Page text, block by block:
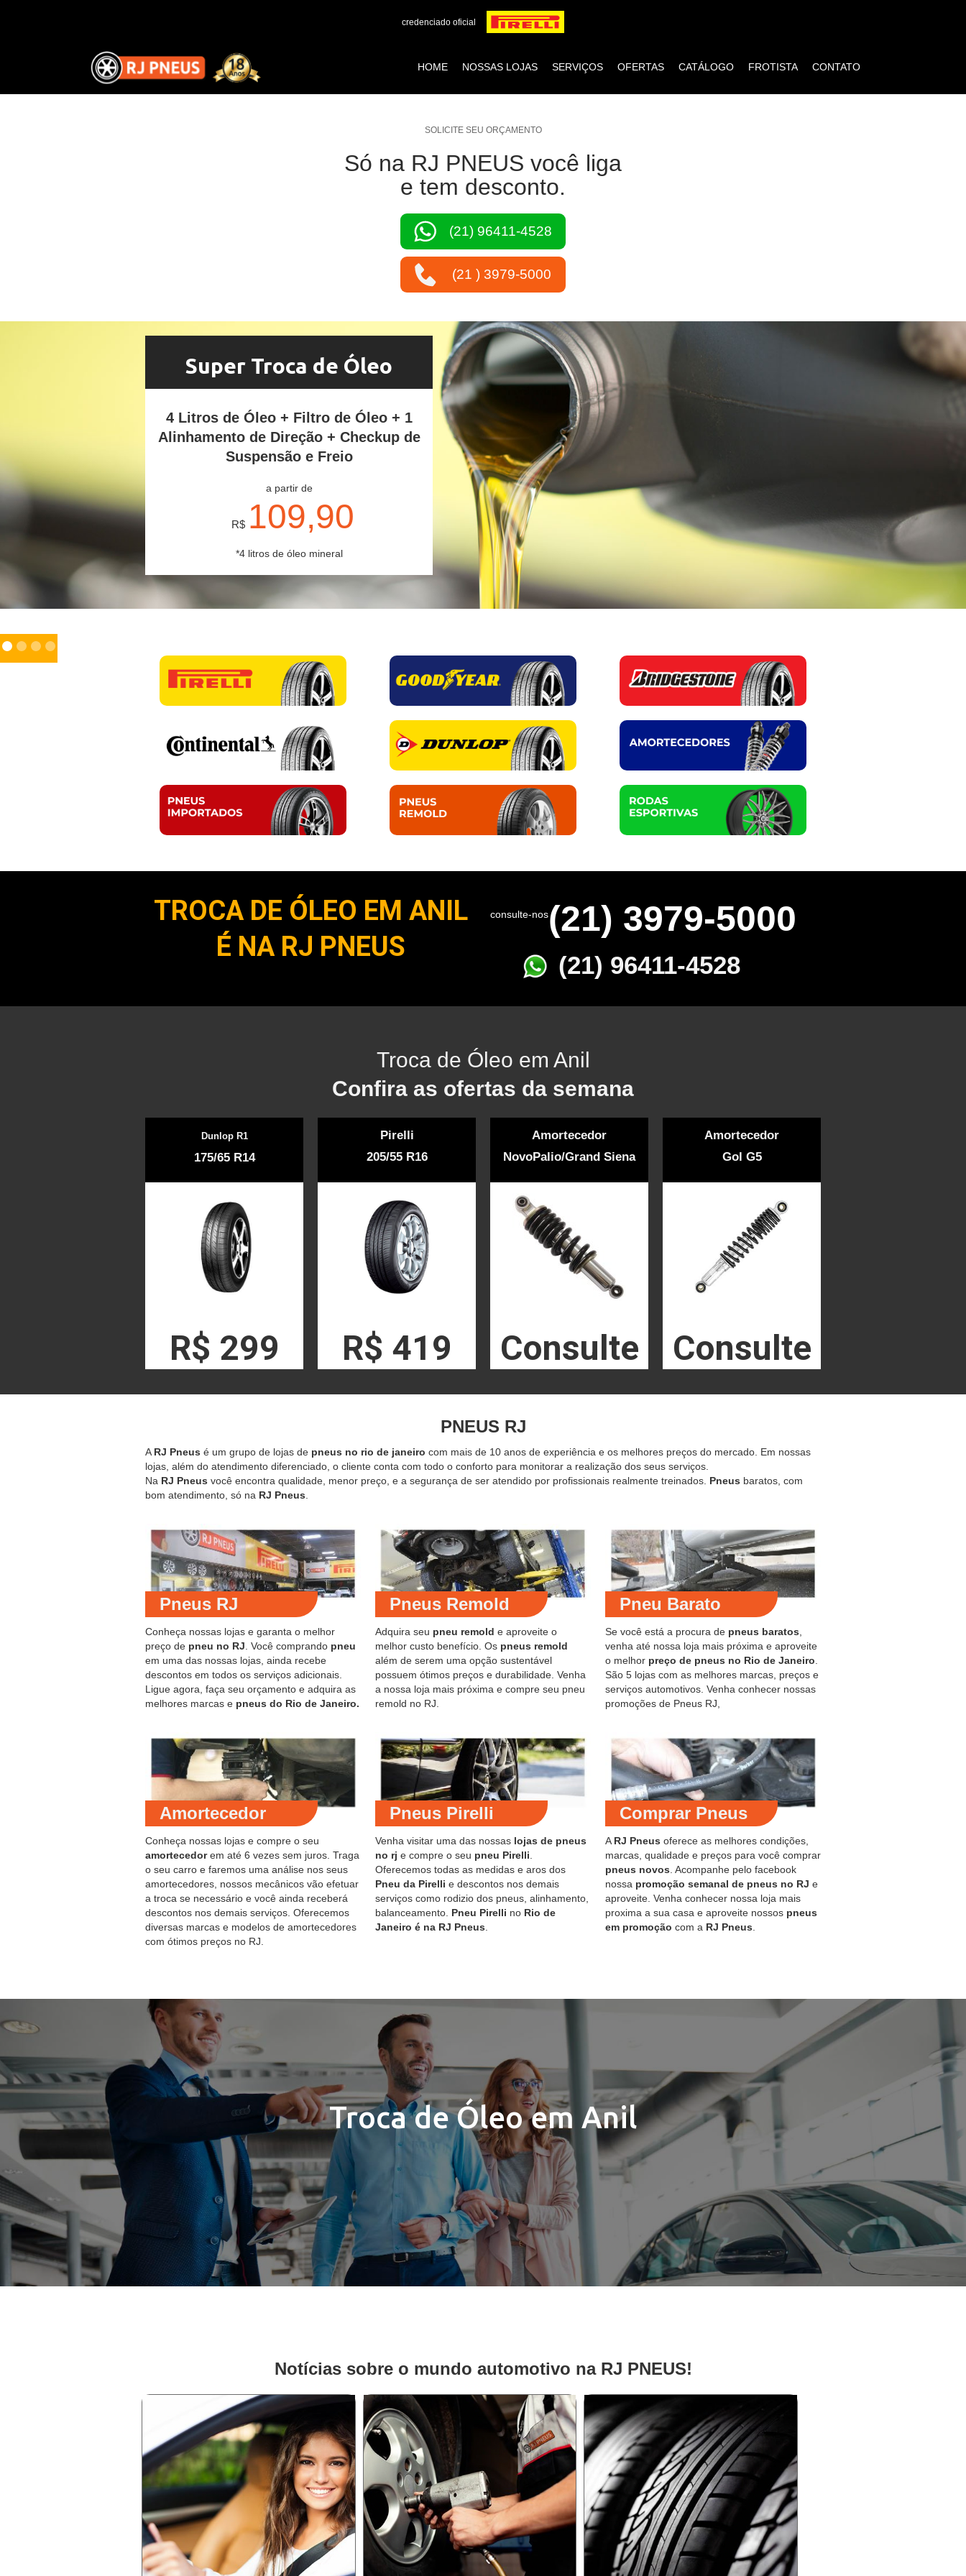
credenciado oficial
HOME NOSSAS LOJAS SERVIÇOS OFERTAS CATÁLOGO FROTISTA CONTATO
SOLICITE SEU ORÇAMENTO
Só na RJ PNEUS você liga
e tem desconto.
(21) 96411-4528
(21 ) 3979-5000
Super Troca de Óleo
4 Litros de Óleo + Filtro de Óleo + 1
Alinhamento de Direção + Checkup de
Suspensão e Freio
a partir de
R$ 109,90
*4 litros de óleo mineral
TROCA DE ÓLEO EM ANIL
É NA RJ PNEUS
consulte-nos(21) 3979-5000
(21) 96411-4528
Troca de Óleo em Anil
Confira as ofertas da semana
Dunlop R1
175/65 R14
R$ 299
Pirelli
205/55 R16
R$ 419
Amortecedor
NovoPalio/Grand Siena
Consulte
Amortecedor
Gol G5
Consulte
PNEUS RJ
A RJ Pneus é um grupo de lojas de pneus no rio de janeiro com mais de 10 anos de experiência e os melhores preços do mercado. Em nossas
lojas, além do atendimento diferenciado, o cliente conta com todo o conforto para monitorar a realização dos seus serviços.
Na RJ Pneus você encontra qualidade, menor preço, e a segurança de ser atendido por profissionais realmente treinados. Pneus baratos, com
bom atendimento, só na RJ Pneus
Pneus RJ
Conheça nossas lojas e garanta o melhor
preço de pneu no RJ. Você comprando pneu
em uma das nossas lojas, ainda recebe
descontos em todos os serviços adicionais.
Ligue agora, faça seu orçamento e adquira as
melhores marcas e pneus do Rio de Janeiro.
Pneus Remold
Adquira seu pneu remold e aproveite o
melhor custo benefício. Os pneus remold
além de serem uma opção sustentável
possuem ótimos preços e durabilidade. Venha
a nossa loja mais próxima e compre seu pneu
remold no RJ.
Pneu Barato
Se você está a procura de pneus baratos,
venha até nossa loja mais próxima e aproveite
o melhor preço de pneus no Rio de Janeiro.
São 5 lojas com as melhores marcas, preços e
serviços automotivos. Venha conhecer nossas
promoções de Pneus RJ,
Amortecedor
Conheça nossas lojas e compre o seu
amortecedorem até 6 vezes sem juros. Traga
o seu carro e faremos uma análise nos seus
amortecedores, nossos mecânicos vão efetuar
a troca se necessário e você ainda receberá
descontos nos demais serviços. Oferecemos
diversas marcas e modelos de amortecedores
com ótimos preços no RJ.
Pneus Pirelli
Venha visitar uma das nossas lojas de pneus
no rj e compre o seu pneu Pirelli
Oferecemos todas as medidas e aros dos
Pneu da Pirelli e descontos nos demais
serviços como rodizio dos pneus, alinhamento,
balanceamento. Pneu Pirelli no Rio de
Janeiro é na RJ Pneus
Comprar Pneus
A RJ Pneus oferece as melhores condições,
marcas, qualidade e preços para você comprar
pneus novos . Acompanhe pelo facebook
nossa promoção semanal de pneus no RJ e
aproveite. Venha conhecer nossa loja mais
proxima a sua casa e aproveite nossos pneus
em promoção com a RJ Pneus
Troca de Óleo em Anil
Notícias sobre o mundo automotivo na RJ PNEUS!